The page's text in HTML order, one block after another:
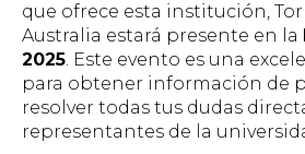
que ofrece esta institución,
Australia estará presente en la
2025. Este evento es una
para obtener información de
resolver todas tus dudas
representantes de la